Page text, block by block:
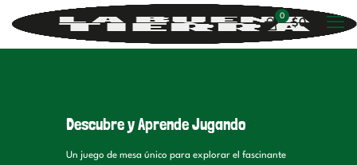
0
$0
Descubre y Aprende Jugando
Un juego de mesa único para explorar el fascinante